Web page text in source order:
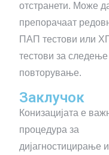
отстранети. Може
препорачаат
ПАП тестови или
тестови за
повторување.
Заклучок
Конизацијата е
процедура за
дијагностицирање и